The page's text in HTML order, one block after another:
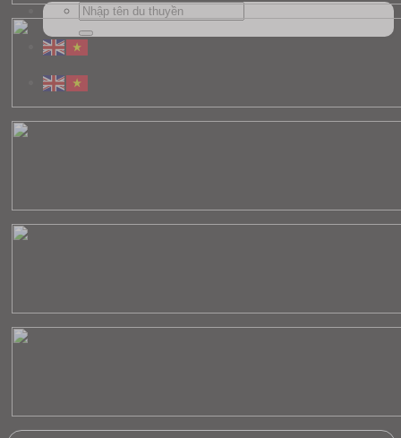
Search
for: